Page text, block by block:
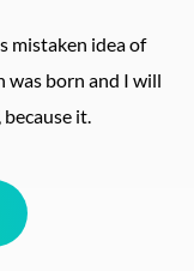
mistaken idea of
was born and I will
it.